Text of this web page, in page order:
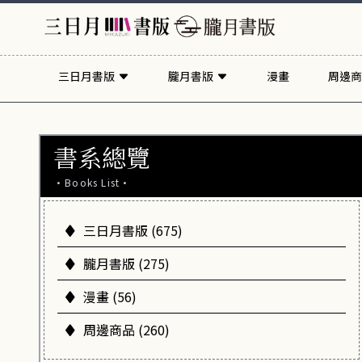
三日月書版 朧月書版 漫畫 周邊
書系總覽
·Books List·
三日月書版 (675)
朧月書版 (275)
漫畫 (56)
周邊商品 (260)